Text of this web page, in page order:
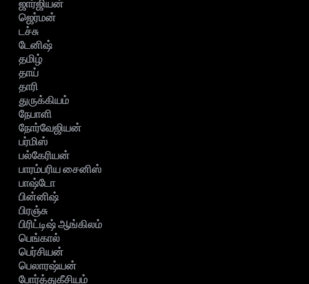
ஜார்ஜியன்
ஜெர்மன்
டச்சு
டேனிஷ்
தமிழ்
தாய்
தாரி
துருக்கியம்
நேபாளி
நோர்வேஜியன்
பர்மிஸ்
பல்கேரியன்
பாரம்பரிய சைனிஸ்
பாஷ்டோ
பின்னிஷ்
பிரஞ்சு
பிரிட்டிஷ் ஆங்கிலம்
பெங்கால்
பெர்சியன்
பெலாரஷ்யன்
போர்த்துகீசியம்